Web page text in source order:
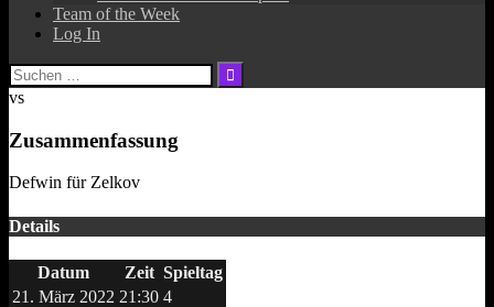
Team of the Week
Log In
Suchen
nach:
vs
Zusammenfassung
Defwin für Zelkov
Details
Datum Zeit Spieltag
21. März 2022 21:30 4